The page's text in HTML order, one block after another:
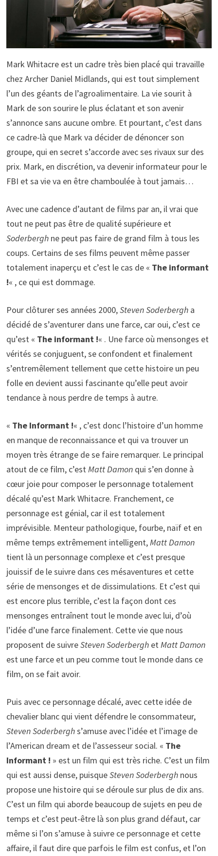
Mark Whitacre est un cadre très bien placé qui travaille
chez Archer Daniel Midlands, qui est tout simplement
l’un des géants de l’agroalimentaire. La vie sourit à
Mark de son sourire le plus éclatant et son avenir
s’annonce sans aucune ombre. Et pourtant, c’est dans
ce cadre-là que Mark va décider de dénoncer son
groupe, qui en secret s’accorde avec ses rivaux sur des
prix. Mark, en discrétion, va devenir informateur pour le
FBI et sa vie va en être chamboulée à tout jamais…
Avec une cadence d’autant de films par an, il vrai que
tout ne peut pas être de qualité supérieure et
Soderberghne peut pas faire de grand film à tous les
coups. Certains de ses films peuvent même passer
totalement inaperçu et c’est le cas de « The informant
!« , ce qui est dommage.
Pour clôturer ses années 2000,Steven Soderbergha
décidé de s’aventurer dans une farce, car oui, c’est ce
qu’est « The informant !« . Une farce où mensonges et
vérités se conjuguent, se confondent et finalement
s’entremêlement tellement que cette histoire un peu
folle en devient aussi fascinante qu’elle peut avoir
tendance à nous perdre de temps à autre.
« The Informant !« , c’est donc l’histoire d’un homme
en manque de reconnaissance et qui va trouver un
moyen très étrange de se faire remarquer. Le principal
atout de ce film, c’est Matt Damon qui s’en donne à
cœur joie pour composer le personnage totalement
décalé qu’est Mark Whitacre. Franchement, ce
personnage est génial, car il est totalement
imprévisible. Menteur pathologique, fourbe, naïf et en
même temps extrêmement intelligent, Matt Damon
tient là un personnage complexe et c’est presque
jouissif de le suivre dans ces mésaventures et cette
série de mensonges et de dissimulations. Et c’est qui
est encore plus terrible, c’est la façon dont ces
mensonges entraînent tout le monde avec lui, d’où
l’idée d’une farce finalement. Cette vie que nous
proposent de suivreSteven Soderberghet Matt Damon
est une farce et un peu comme tout le monde dans ce
film, on se fait avoir.
Puis avec ce personnage décalé, avec cette idée de
chevalier blanc qui vient défendre le consommateur,
Steven Soderberghs’amuse avec l’idée et l’image de
l’American dream et de l’assesseur social. « The
Informant ! » est un film qui est très riche. C’est un film
qui est aussi dense, puisqueSteven Soderberghnous
propose une histoire qui se déroule sur plus de dix ans.
C’est un film qui aborde beaucoup de sujets en peu de
temps et c’est peut-être là son plus grand défaut, car
même si l’on s’amuse à suivre ce personnage et cette
affaire, il faut dire que parfois le film est confus, et l’on